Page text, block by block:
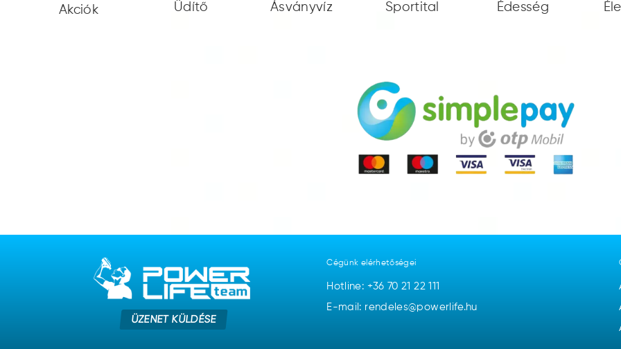
Akciók Üdítő Ásványvíz Sportital Édesség
ÜZENET KÜLDÉSE
Cégünk elérhetőségei
Hotline: +36 70 21 22 111
E-mail: rendeles@powerlife.hu